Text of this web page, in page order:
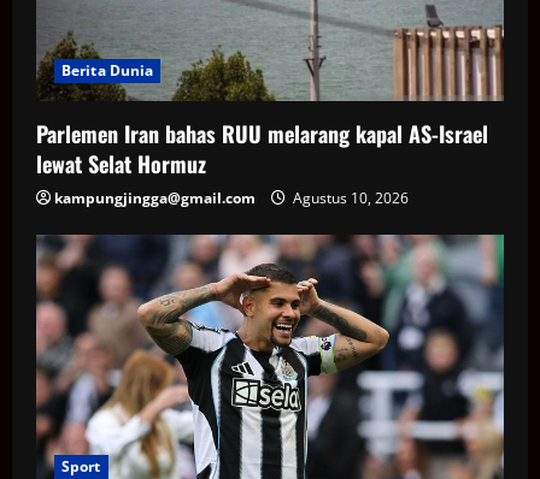
Berita Dunia
Parlemen Iran bahas RUU melarang kapal AS-Israel
lewat Selat Hormuz
kampungjingga@gmail.com Agustus 10, 2026
Sport